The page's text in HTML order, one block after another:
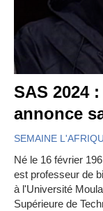
SAS 2024
annonce
SEMAINE
Né le 16 février
est professeur de
à l'Université
Supérieure de